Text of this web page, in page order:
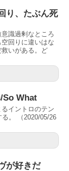
り、たぶん死
識過剰なところ
回りに違いはな
いがある。ど
So What
イントロのテン
。 （2020/05/26
が好きだ